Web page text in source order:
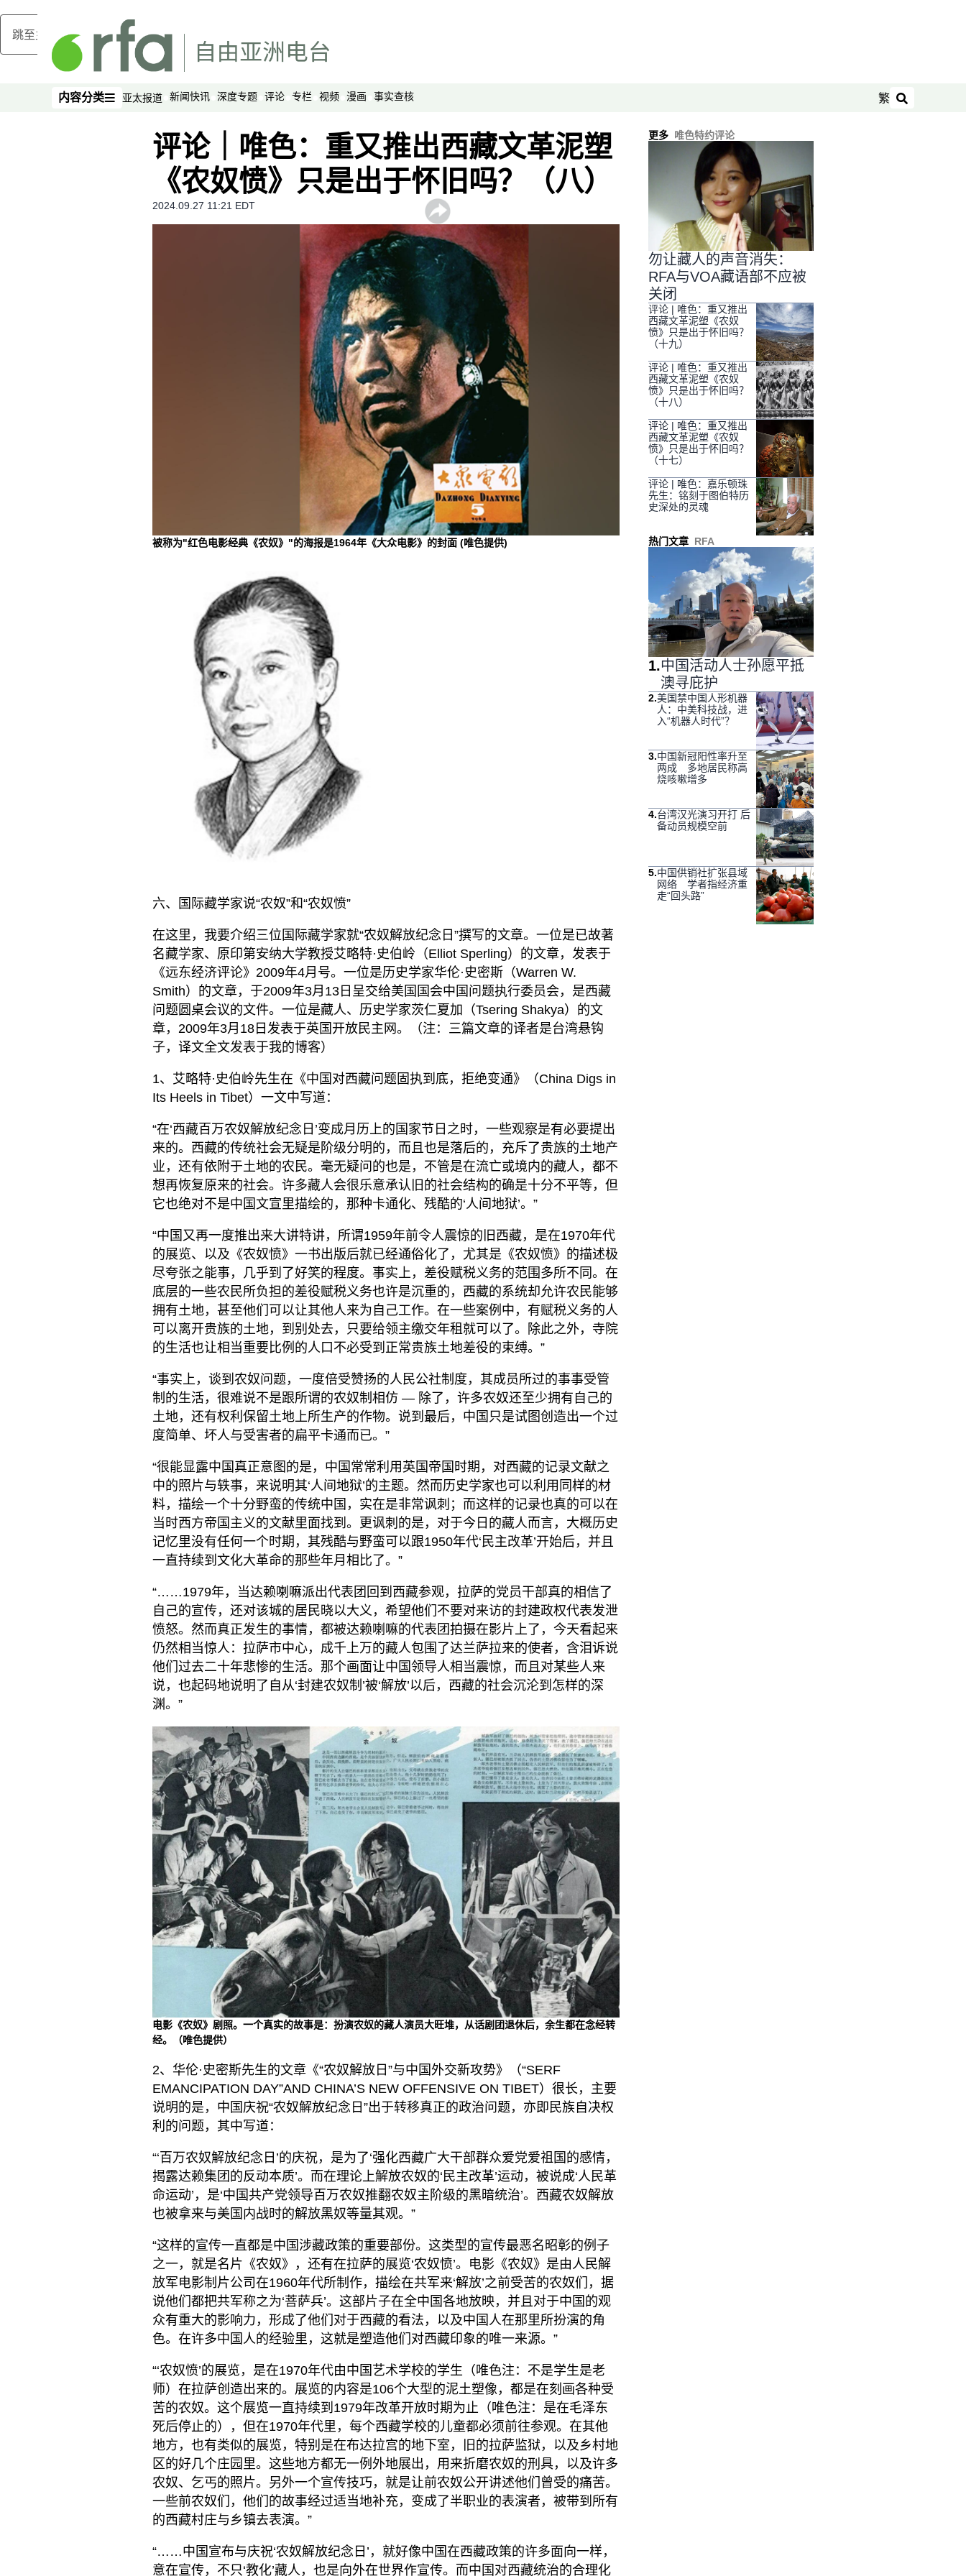
跳至主内容
内容分类
内容分类 亚太报道 新闻快讯 深度专题 评论 专栏 视频 漫画 事实查核 繁
搜索
评论｜唯色：重又推出西藏文革泥塑
《农奴愤》只是出于怀旧吗？（八）
2024.09.27 11:21 EDT
被称为"红色电影经典《农奴》"的海报是1964年《大众电影》的封面 (唯色提供)
六、国际藏学家说“农奴”和“农奴愤”
在这里，我要介绍三位国际藏学家就“农奴解放纪念日”撰写的文章。一位是已故著
名藏学家、原印第安纳大学教授艾略特·史伯岭（Elliot Sperling）的文章，发表于
《远东经济评论》2009年4月号。一位是历史学家华伦·史密斯（Warren W.
Smith）的文章，于2009年3月13日呈交给美国国会中国问题执行委员会，是西藏
问题圆桌会议的文件。一位是藏人、历史学家茨仁夏加（Tsering Shakya）的文
章，2009年3月18日发表于英国开放民主网。（注：三篇文章的译者是台湾悬钩
子，译文全文发表于我的博客）
1、艾略特·史伯岭先生在《中国对西藏问题固执到底，拒绝变通》（China Digs in
Its Heels in Tibet）一文中写道：
“在‘西藏百万农奴解放纪念日’变成月历上的国家节日之时，一些观察是有必要提出
来的。西藏的传统社会无疑是阶级分明的，而且也是落后的，充斥了贵族的土地产
业，还有依附于土地的农民。毫无疑问的也是，不管是在流亡或境内的藏人，都不
想再恢复原来的社会。许多藏人会很乐意承认旧的社会结构的确是十分不平等，但
它也绝对不是中国文宣里描绘的，那种卡通化、残酷的‘人间地狱’。”
“中国又再一度推出来大讲特讲，所谓1959年前令人震惊的旧西藏，是在1970年代
的展览、以及《农奴愤》一书出版后就已经通俗化了，尤其是《农奴愤》的描述极
尽夸张之能事，几乎到了好笑的程度。事实上，差役赋税义务的范围多所不同。在
底层的一些农民所负担的差役赋税义务也许是沉重的，西藏的系统却允许农民能够
拥有土地，甚至他们可以让其他人来为自己工作。在一些案例中，有赋税义务的人
可以离开贵族的土地，到别处去，只要给领主缴交年租就可以了。除此之外，寺院
的生活也让相当重要比例的人口不必受到正常贵族土地差役的束缚。”
“事实上，谈到农奴问题，一度倍受赞扬的人民公社制度，其成员所过的事事受管
制的生活，很难说不是跟所谓的农奴制相仿 — 除了，许多农奴还至少拥有自己的
土地，还有权利保留土地上所生产的作物。说到最后，中国只是试图创造出一个过
度简单、坏人与受害者的扁平卡通而已。”
“很能显露中国真正意图的是，中国常常利用英国帝国时期，对西藏的记录文献之
中的照片与轶事，来说明其‘人间地狱’的主题。然而历史学家也可以利用同样的材
料，描绘一个十分野蛮的传统中国，实在是非常讽刺；而这样的记录也真的可以在
当时西方帝国主义的文献里面找到。更讽刺的是，对于今日的藏人而言，大概历史
记忆里没有任何一个时期，其残酷与野蛮可以跟1950年代‘民主改革’开始后，并且
一直持续到文化大革命的那些年月相比了。”
“……1979年，当达赖喇嘛派出代表团回到西藏参观，拉萨的党员干部真的相信了
自己的宣传，还对该城的居民晓以大义，希望他们不要对来访的封建政权代表发泄
愤怒。然而真正发生的事情，都被达赖喇嘛的代表团拍摄在影片上了，今天看起来
仍然相当惊人：拉萨市中心，成千上万的藏人包围了达兰萨拉来的使者，含泪诉说
他们过去二十年悲惨的生活。那个画面让中国领导人相当震惊，而且对某些人来
说，也起码地说明了自从‘封建农奴制’被‘解放’以后，西藏的社会沉沦到怎样的深
渊。”
电影《农奴》剧照。一个真实的故事是：扮演农奴的藏人演员大旺堆，从话剧团退休后，余生都在念经转
经。（唯色提供）
2、华伦·史密斯先生的文章《“农奴解放日”与中国外交新攻势》（“SERF
EMANCIPATION DAY”AND CHINA’S NEW OFFENSIVE ON TIBET）很长，主要
说明的是，中国庆祝“农奴解放纪念日”出于转移真正的政治问题，亦即民族自决权
利的问题，其中写道：
“‘百万农奴解放纪念日’的庆祝，是为了‘强化西藏广大干部群众爱党爱祖国的感情，
揭露达赖集团的反动本质’。而在理论上解放农奴的‘民主改革’运动，被说成‘人民革
命运动’，是‘中国共产党领导百万农奴推翻农奴主阶级的黑暗统治’。西藏农奴解放
也被拿来与美国内战时的解放黑奴等量其观。”
“这样的宣传一直都是中国涉藏政策的重要部份。这类型的宣传最恶名昭彰的例子
之一，就是名片《农奴》，还有在拉萨的展览‘农奴愤’。电影《农奴》是由人民解
放军电影制片公司在1960年代所制作，描绘在共军来‘解放’之前受苦的农奴们，据
说他们都把共军称之为‘菩萨兵’。这部片子在全中国各地放映，并且对于中国的观
众有重大的影响力，形成了他们对于西藏的看法，以及中国人在那里所扮演的角
色。在许多中国人的经验里，这就是塑造他们对西藏印象的唯一来源。”
“‘农奴愤’的展览，是在1970年代由中国艺术学校的学生（唯色注：不是学生是老
师）在拉萨创造出来的。展览的内容是106个大型的泥土塑像，都是在刻画各种受
苦的农奴。这个展览一直持续到1979年改革开放时期为止（唯色注：是在毛泽东
死后停止的），但在1970年代里，每个西藏学校的儿童都必须前往参观。在其他
地方，也有类似的展览，特别是在布达拉宫的地下室，旧的拉萨监狱，以及乡村地
区的好几个庄园里。这些地方都无一例外地展出，用来折磨农奴的刑具，以及许多
农奴、乞丐的照片。另外一个宣传技巧，就是让前农奴公开讲述他们曾受的痛苦。
一些前农奴们，他们的故事经过适当地补充，变成了半职业的表演者，被带到所有
的西藏村庄与乡镇去表演。”
“……中国宣布与庆祝‘农奴解放纪念日’，就好像中国在西藏政策的许多面向一样，
意在宣传，不只‘教化’藏人，也是向外在世界作宣传。而中国对西藏统治的合理化
更多 唯色特约评论
勿让藏人的声音消失：
RFA与VOA藏语部不应被
关闭
评论 | 唯色：重又推出
西藏文革泥塑《农奴
愤》只是出于怀旧吗？
（十九）
评论 | 唯色：重又推出
西藏文革泥塑《农奴
愤》只是出于怀旧吗？
（十八）
评论 | 唯色：重又推出
西藏文革泥塑《农奴
愤》只是出于怀旧吗？
（十七）
评论 | 唯色：嘉乐顿珠
先生：铭刻于图伯特历
史深处的灵魂
热门文章 RFA
1.中国活动人士孙愿平抵
澳寻庇护
2.美国禁中国人形机器
人：中美科技战，进
入“机器人时代”？
3.中国新冠阳性率升至
两成 多地居民称高
烧咳嗽增多
4.台湾汉光演习开打 后
备动员规模空前
5.中国供销社扩张县域
网络 学者指经济重
走“回头路”